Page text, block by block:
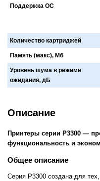
Поддержка ОС
Количество картриджей
Память (макс), Мб
Уровень шума в режиме
ожидания, дБ
Описание
Принтеры серии P3300 —
функциональность и
Общее описание
Серия P3300 создана для